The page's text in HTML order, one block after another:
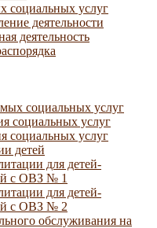
социальных услуг
деятельности
деятельность
социальных услуг
социальных услуг
социальных услуг
детей
для детей-
с ОВЗ № 1
для детей-
с ОВЗ № 2
обслуживания на